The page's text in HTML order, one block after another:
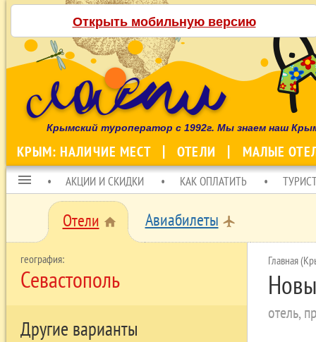
Открыть мобильную версию
Крымский туроператор с 1992г. Мы знаем наш
КРЫМ: НАЛИЧИЕ МЕСТ ОТЕЛИ МАЛЫЕ
menu АКЦИИ И СКИДКИ КАК ОПЛАТИТЬ
Отели home Авиабилеты local_airport
Севастополь
Другие варианты
Главная
отель,